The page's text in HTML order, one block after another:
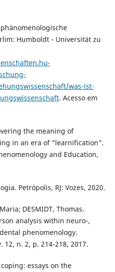
Humboldt - Universität zu
was-ist-
. Acesso em
the meaning of
in an era of “learnification”.
and Education,
Petrópolis, RJ: Vozes, 2020.
DESMIDT, Thomas.
analysis within neuro-,
phenomenology.
n. 2, p. 214-218, 2017.
coping: essays on the